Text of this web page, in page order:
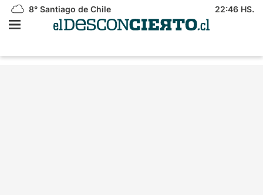
8° Santiago de Chile 22:46 HS.